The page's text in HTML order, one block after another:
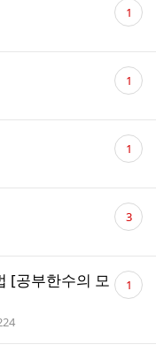
글 1
댓
글 1
댓
글 1
댓
글 3
[공부한수의 모
회수
댓
글 1